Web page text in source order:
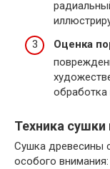
Оценка
обработка
Техника сушки
Сушка древесины
особого внимания: